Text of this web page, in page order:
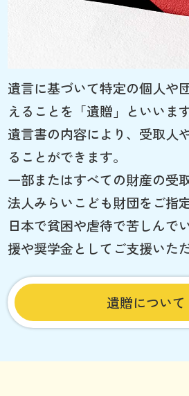
遺言に基づいて特定の個人や
えることを「遺贈」といいます
遺言書の内容により、受取人
ることができます。
一部またはすべての財産の受
法人みらいこども財団をご指
日本で貧困や虐待で苦しんで
援や奨学金としてご支援いた
遺贈について